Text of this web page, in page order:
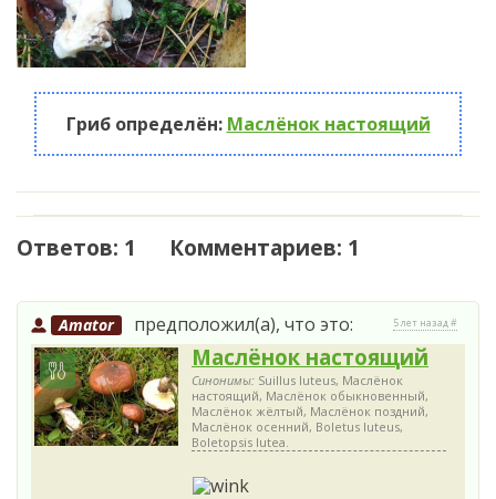
Гриб определён: Маслёнок настоящий
Ответов: 1 Комментариев: 1
Amator предположил(а), что это: 5 лет назад #
Маслёнок настоящий
Синонимы: Suillus luteus, Маслёнок
настоящий, Маслёнок обыкновенный,
Маслёнок жёлтый, Маслёнок поздний,
Маслёнок осенний, Boletus luteus,
Boletopsis lutea.